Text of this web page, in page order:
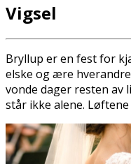
Vigsel
Bryllup er en fest for
elske og ære
vonde dager resten av
står ikke alene.